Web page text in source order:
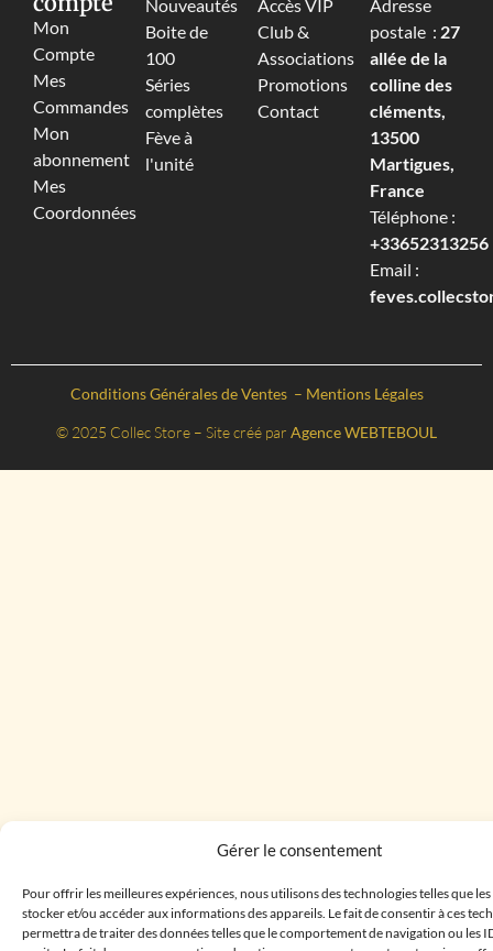
Gérer le consentement
Pour offrir les meilleures expériences, nous utilisons des technologies telles que
stocker et/ou accéder aux informations des appareils. Le fait de consentir à ces
permettra de traiter des données telles que le comportement de navigation ou les
Mon
Compte
Mes
Commandes
Mon
abonnement
Mes
Coordonnées
Nouveautés
Boite de
100
Séries
complètes
Fève à
l'unité
Accès VIP
Club &
Associations
Promotions
Contact
Adresse
postale : 27
allée de la
colline des
cléments,
13500
Martigues,
France
Téléphone :
+33652313256‬
Email :
Conditions Générales de Ventes – Mentions Légales
© 2025 Collec Store – Site créé par Agence WEBTEBOUL